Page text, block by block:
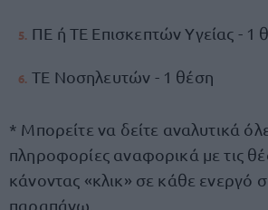
ΠΕ ή ΤΕ Επισκεπτών Υγείας - 1
ΤΕ Νοσηλευτών - 1 θέση
* Μπορείτε να δείτε αναλυτικά
πληροφορίες αναφορικά με τις
κάνοντας «κλικ» σε κάθε ενεργό
παραπάνω.